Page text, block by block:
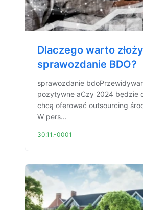
Dlaczego warto
sprawozdanie BDO?
sprawozdanie
pozytywne aCzy 2024 będzie
chcą oferować outsourcing
W pers...
30.11.-0001